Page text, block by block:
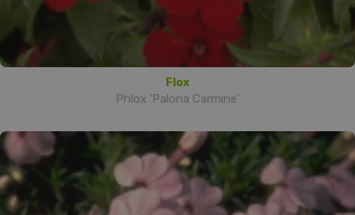
Flox
Phlox 'Palona Carmine'